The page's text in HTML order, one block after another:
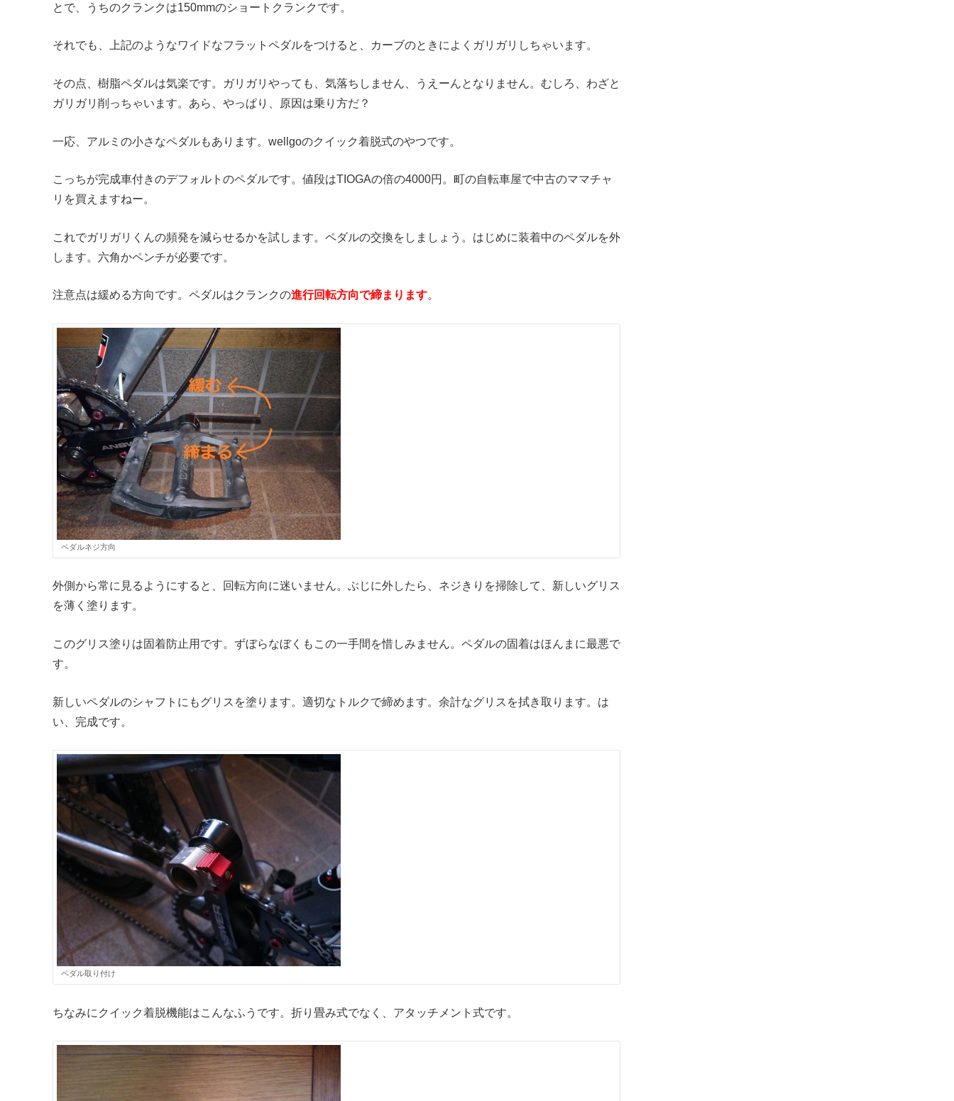
とで、うちのクランクは150mmのショートクランクです。
それでも、上記のようなワイドなフラットペダルをつけると、カーブのときによくガリガリしちゃいます。
その点、樹脂ペダルは気楽です。ガリガリやっても、気落ちしません、うえーんとなりません。むしろ、わざと
ガリガリ削っちゃいます。あら、やっぱり、原因は乗り方だ？
一応、アルミの小さなペダルもあります。wellgoのクイック着脱式のやつです。
こっちが完成車付きのデフォルトのペダルです。値段はTIOGAの倍の4000円。町の自転車屋で中古のママチャ
リを買えますねー。
これでガリガリくんの頻発を減らせるかを試します。ペダルの交換をしましょう。はじめに装着中のペダルを外
します。六角かペンチが必要です。
注意点は緩める方向です。ペダルはクランクの進行回転方向で締まります。
ペダルネジ方向
外側から常に見るようにすると、回転方向に迷いません。ぶじに外したら、ネジきりを掃除して、新しいグリス
を薄く塗ります。
このグリス塗りは固着防止用です。ずぼらなぼくもこの一手間を惜しみません。ペダルの固着はほんまに最悪で
す。
新しいペダルのシャフトにもグリスを塗ります。適切なトルクで締めます。余計なグリスを拭き取ります。は
い、完成です。
ペダル取り付け
ちなみにクイック着脱機能はこんなふうです。折り畳み式でなく、アタッチメント式です。